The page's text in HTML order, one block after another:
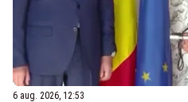
6 aug. 2026, 12:53